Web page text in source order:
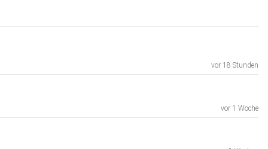
vor 18 Stunden
vor 1 Woche